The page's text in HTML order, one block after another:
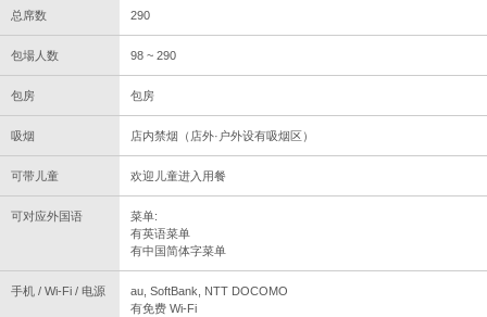
总席数 290
包場人数 98 ~ 290
包房 包房
吸烟 店内禁烟（店外·户外设有吸烟区）
可带儿童 欢迎儿童进入用餐
可对应外国语
菜单:
有英语菜单
有中国简体字菜单
手机 / Wi-Fi / 电源
au, SoftBank, NTT DOCOMO
有免费 Wi-Fi